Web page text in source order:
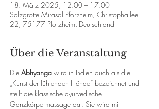
18. März 2025, 12:00 – 17:00
Salzgrotte Mirasal Pforzheim, Christophallee
22, 75177 Pforzheim, Deutschland
Über die Veranstaltung
Die Abhyanga wird in Indien auch als die
„Kunst der fühlenden Hände“ bezeichnet und
stellt die klassische ayurvedische
Ganzkörpermassage dar. Sie wird mit